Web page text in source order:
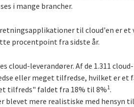
i mange brancher.
til cloud'en er
procentpoint fra sidste år.
cloud-leverandører. Af de 1.311
eller meget tilfredse, hvilket er et
tilfreds" faldet fra 18% til 8%1.
blevet mere realistiske med hensyn